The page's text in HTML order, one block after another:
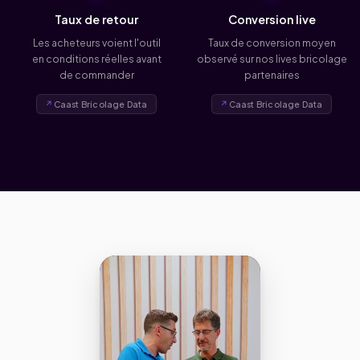
Taux de retour
Les acheteurs voient l'outil
en conditions réelles avant
de commander
Caast Bricolage Data
Conversion live
Taux de conversion moyen
observé sur nos lives bricolage
partenaires
Caast Bricolage Data